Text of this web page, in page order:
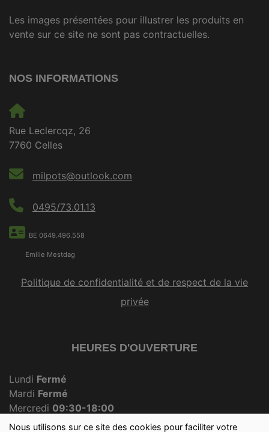
Nous utilisons sur ce site des cookies pour faciliter votre
Les images présentées pour illustrer les produits en
vente sur ce site ne sont pas contractuelles.
NOS INFORMATIONS
Rue Leclercqz, 26
7760 Celles
milpots@outlook.com
0495/73.01.13
BE 0649.496.558
Emilie Mestdag
Politique de confidentialité et de respect de la vie
privée
HEURES D'OUVERTURE
Lundi Fermé
Mardi Fermé
Mercredi 09:30-18:00
JeudiFermé